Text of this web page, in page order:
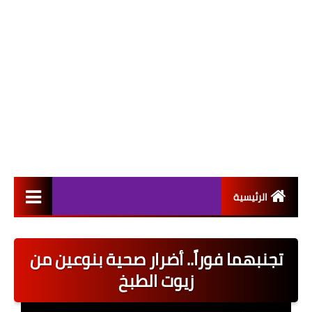
الرئيسية
اخبار القطاع العام
اخبار القطاع الخاص
تجنبهما فوراً.. أضرار صحية بنوعين من
زيوت الطبخ